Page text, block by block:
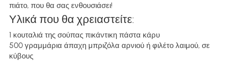
πιάτο, που θα σας ενθουσιάσει!
Υλικά που θα χρειαστείτε:
1 κουταλιά της σούπας πικάντικη πάστα κάρυ
500 γραμμάρια άπαχη μπριζόλα αρνιού ή φιλέτο λαιμού, σε
κύβους